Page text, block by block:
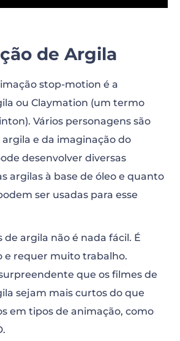
de Argila
stop-motion é a
ou Claymation (um termo
Vários personagens são
e da imaginação do
desenvolver diversas
argilas à base de óleo e quanto
ser usadas para esse
de argila não é nada fácil. É
e requer muito trabalho.
que os filmes de
sejam mais curtos do que
em tipos de animação, como